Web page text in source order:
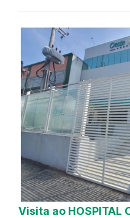
Visita ao HOSPITAL